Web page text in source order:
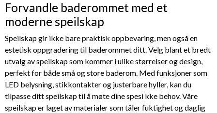
Forvandle baderommet med et
moderne speilskap
Speilskap gir ikke bare praktisk oppbevaring, men også en
estetisk oppgradering til baderommet ditt. Velg blant et bredt
utvalg av speilskap som kommer i ulike størrelser og design,
perfekt for både små og store baderom. Med funksjoner som
LED belysning, stikkontakter og justerbare hyller, kan du
tilpasse ditt speilskap til å møte dine spesi kke behov. Våre
speilskap er laget av materialer som tåler fuktighet og daglig